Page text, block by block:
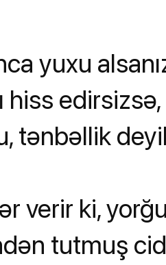
yuxu
hiss
tənbəllik
verir ki,
tutmuş